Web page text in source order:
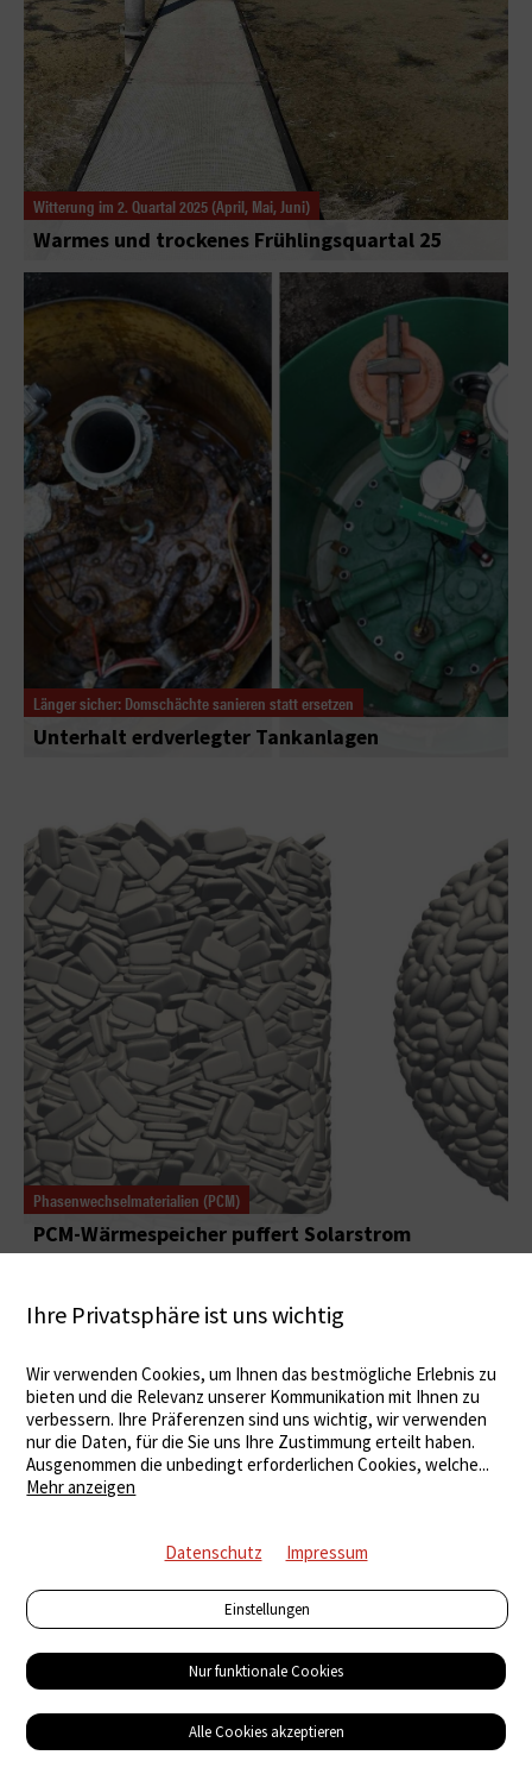
Witterung im 2. Quartal 2025 (April, Mai, Juni)
Warmes und trockenes Frühlingsquartal 25
Länger sicher: Domschächte sanieren statt ersetzen
Unterhalt erdverlegter Tankanlagen
Phasenwechselmaterialien (PCM)
PCM-Wärmespeicher puffert Solarstrom
Solarstrom speichern
Mit XXL-Batterie Lastspitzen brechen
Ihre Privatsphäre ist uns wichtig
Wir verwenden Cookies, um Ihnen das bestmögliche Erlebnis zu
bieten und die Relevanz unserer Kommunikation mit Ihnen zu
verbessern. Ihre Präferenzen sind uns wichtig, wir verwenden
nur die Daten, für die Sie uns Ihre Zustimmung erteilt haben.
Ausgenommen die unbedingt erforderlichen Cookies, welche...
Mehr anzeigen
Datenschutz Impressum
Einstellungen
Nur funktionale Cookies
Alle Cookies akzeptieren